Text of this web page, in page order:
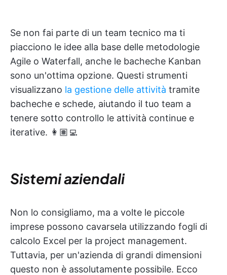
Se non fai parte di un team tecnico ma ti
piacciono le idee alla base delle metodologie
Agile o Waterfall, anche le bacheche Kanban
sono un'ottima opzione. Questi strumenti
visualizzano la gestione delle attività tramite
bacheche e schede, aiutando il tuo team a
tenere sotto controllo le attività continue e
iterative. 👩🏽‍💻
Sistemi aziendali
Non lo consigliamo, ma a volte le piccole
imprese possono cavarsela utilizzando fogli di
calcolo Excel per la project management.
Tuttavia, per un'azienda di grandi dimensioni
questo non è assolutamente possibile. Ecco